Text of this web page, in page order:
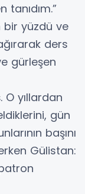
tanıdım.”
bir yüzdü ve
ders
gürleşen
O yıllardan
gün
başını
Gülistan: